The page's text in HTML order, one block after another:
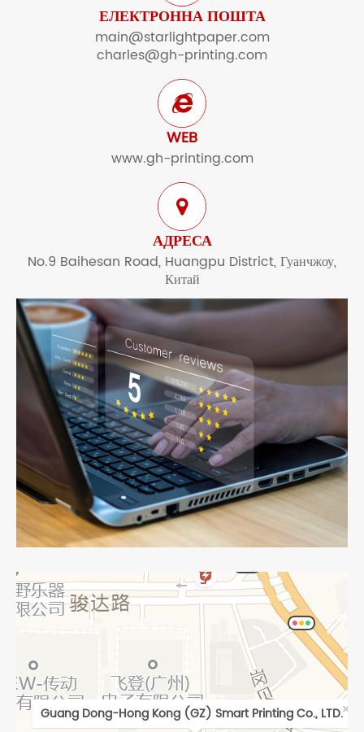
ЕЛЕКТРОННА ПОШТА
main@starlightpaper.com
charles@gh-printing.com
WEB
www.gh-printing.com
АДРЕСА
No.9 Baihesan Road, Huangpu District, Гуанчжоу,
Китай
Guang Dong-Hong Kong (GZ) Smart Printing Co., LTD.×